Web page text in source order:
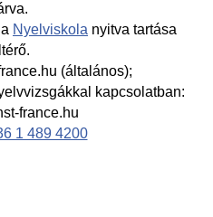
Nyelviskola nyitva tartása
(általános);
kapcsolatban:
france.hu
1 489 4200